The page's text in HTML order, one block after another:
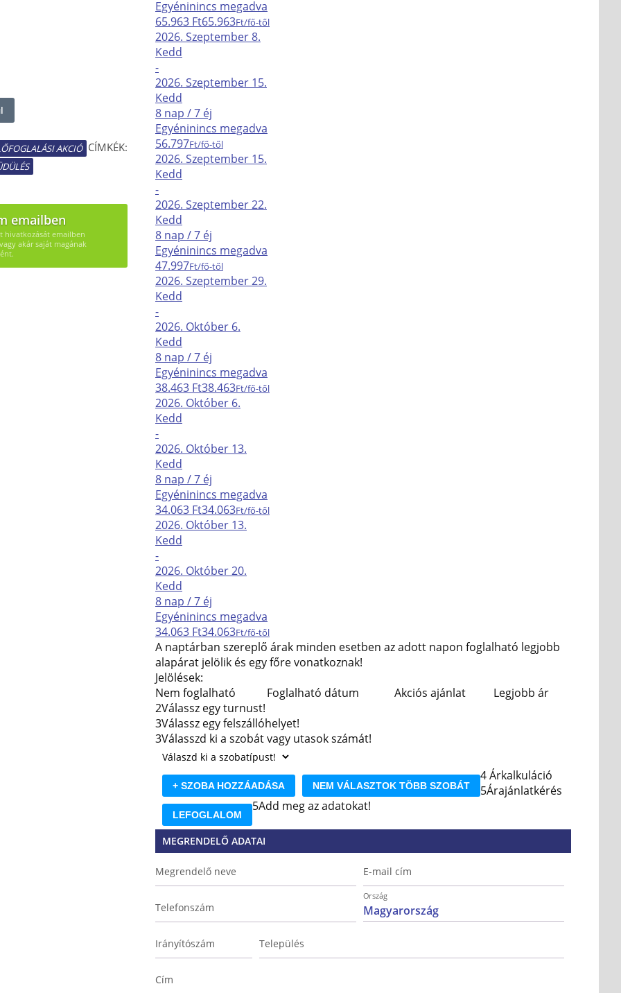
Egyéninincs megadva
65.963 Ft65.963Ft/fő-től
2026. Szeptember8.
Kedd
-
2026. Szeptember 15.
Kedd
8 nap / 7 éj
Egyéninincs megadva
56.797Ft/fő-től
2026. Szeptember 15.
Kedd
-
2026. Szeptember22.
Kedd
8 nap / 7 éj
Egyéninincs megadva
47.997Ft/fő-től
2026. Szeptember29.
Kedd
-
2026. Október 6.
Kedd
8 nap / 7 éj
Egyéninincs megadva
38.463 Ft38.463Ft/fő-től
2026. Október 6.
Kedd
-
2026. Október 13.
Kedd
8 nap / 7 éj
Egyéninincs megadva
34.063 Ft34.063Ft/fő-től
2026. Október 13.
Kedd
-
2026. Október20.
Kedd
8 nap / 7 éj
Egyéninincs megadva
34.063 Ft34.063Ft/fő-től
A naptárban szereplő árak minden esetben az adott napon foglalható legjobb
alapárat jelölik és egy főre vonatkoznak!
Jelölések:
Nem foglalható
Foglalható dátum Akciós ajánlat
Legjobb ár
2Válassz egy turnust!
3Válassz egy felszállóhelyet!
3Válasszd ki a szobát vagy utasok számát!
+ SZOBA HOZZÁADÁSA NEM VÁLASZTOK TÖBB SZOBÁT
4Árkalkuláció
LEFOGLALOM
5Árajánlatkérés
5Add meg az adatokat!
MEGRENDELŐ ADATAI
Megrendelő neve E-mail cím
Telefonszám
Ország
Irányítószám Település
Cím
CÍMKÉK:
AKCIÓ
emailben
hivatkozását emailben
akár saját magának